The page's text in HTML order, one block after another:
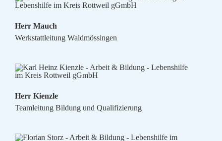
Herr Mauch
Werkstattleitung Waldmössingen
Herr Kienzle
Teamleitung Bildung und Qualifizierung